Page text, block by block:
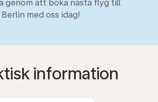
genom att boka nästa flyg till
Berlin med oss idag!
information